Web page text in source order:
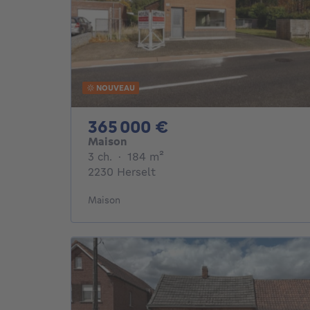
NOUVEAU
365 000 €
Maison
3 ch. 3 chambres
· 184 m²
2230 Herselt
Maison